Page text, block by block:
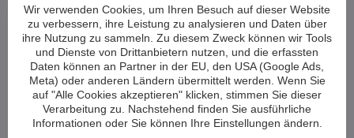
Kostenloser Versand
Garantie 5 Jahre
Kundenfeedback
Fragen - FAQ
AGB - Handelsbedingungen
Datenschutz - GDPR
Wir verwenden Cookies, um Ihren Besuch auf dieser Website
zu verbessern, ihre Leistung zu analysieren und Daten über
ihre Nutzung zu sammeln. Zu diesem Zweck können wir Tools
und Dienste von Drittanbietern nutzen, und die erfassten
Daten können an Partner in der EU, den USA (Google Ads,
Meta) oder anderen Ländern übermittelt werden. Wenn Sie
auf "Alle Cookies akzeptieren" klicken, stimmen Sie dieser
Verarbeitung zu. Nachstehend finden Sie ausführliche
Informationen oder Sie können Ihre Einstellungen ändern.